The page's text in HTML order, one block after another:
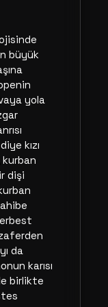
büyük
yola
kızı
kurban
dişi
da
karısı
birlikte